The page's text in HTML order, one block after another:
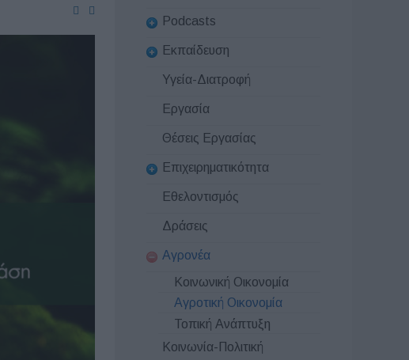
Podcasts
Εκπαίδευση
Υγεία-Διατροφή
Εργασία
Θέσεις Εργασίας
Επιχειρηματικότητα
Εθελοντισμός
Δράσεις
Αγρονέα
Κοινωνική Οικονομία
Αγροτική Οικονομία
Τοπική Ανάπτυξη
Κοινωνία-Πολιτική